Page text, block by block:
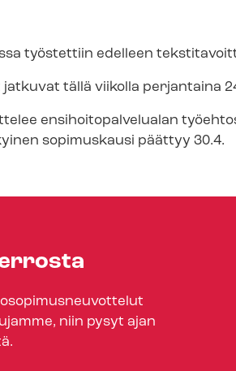
työstettiin edelleen
jatkuvat tällä viikolla perjantaina
en­si­hoi­to­pal­ve­lua­lan
sopimuskausi päättyy 30.4.
niin pysyt ajan